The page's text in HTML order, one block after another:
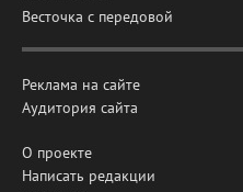
Весточка с передовой
Реклама на сайте
Аудитория сайта
О проекте
Написать редакции